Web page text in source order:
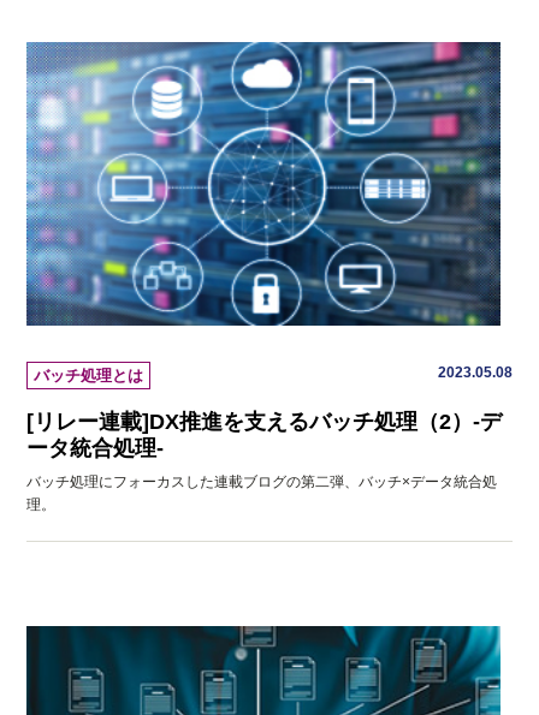
バッチ処理とは 2023.05.08
[リレー連載]DX推進を支えるバッチ処理（2）-デ
ータ統合処理-
バッチ処理にフォーカスした連載ブログの第二弾、バッチ×データ統合処
理。